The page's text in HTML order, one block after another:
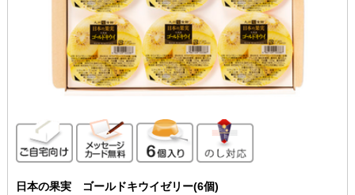
ご自宅向けメッセージカード無料
6個入り のし対応
日本の果実 ゴールドキウイゼリー(6個)